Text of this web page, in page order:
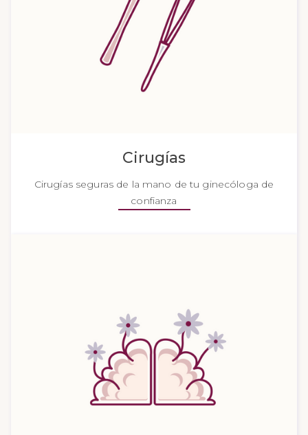
Cirugías
Cirugías seguras de la mano de tu ginecóloga de
confianza